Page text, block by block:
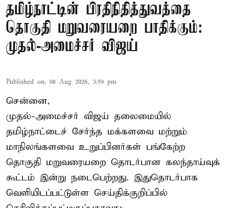
தமிழ்நாட்டின் பிரதிநிதித்துவத்தை
தொகுதி மறுவரையறை பாதிக்கும்:
முதல்-அமைச்சர் விஜய்
Published on: 08 Aug 2026, 3:59 pm
சென்னை,
முதல்-அமைச்சர் விஜய் தலைமையில்
தமிழ்நாட்டைச் சேர்ந்த மக்களவை மற்றும்
மாநிலங்களவை உறுப்பினர்கள் பங்கேற்ற
தொகுதி மறுவரையறை தொடர்பான கலந்தாய்வுக்
கூட்டம் இன்று நடைபெற்றது. இதுதொடர்பாக
வெளியிடப்பட்டுள்ள செய்திக்குறிப்பில்